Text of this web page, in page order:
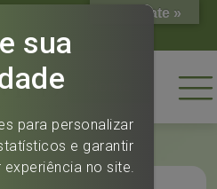
0808
Translate »